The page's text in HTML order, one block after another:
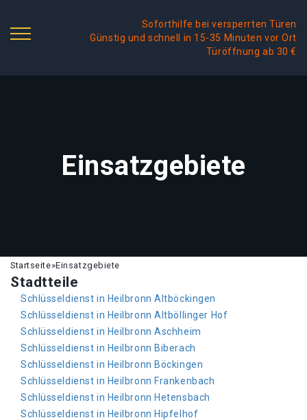
Soforthilfe bei versperrten Türen
Günstig und schnell in 15-35 Minuten vor Ort
Türöffnung ab 30 €
Einsatzgebiete
Startseite»Einsatzgebiete
Stadtteile
Schlüsseldienst in Heilbronn Altböckingen
Schlüsseldienst in Heilbronn Altböllinger Hof
Schlüsseldienst in Heilbronn Aschheim
Schlüsseldienst in Heilbronn Biberach
Schlüsseldienst in Heilbronn Böckingen
Schlüsseldienst in Heilbronn Frankenbach
Schlüsseldienst in Heilbronn Hetensbach
Schlüsseldienst in Heilbronn Hipfelhof